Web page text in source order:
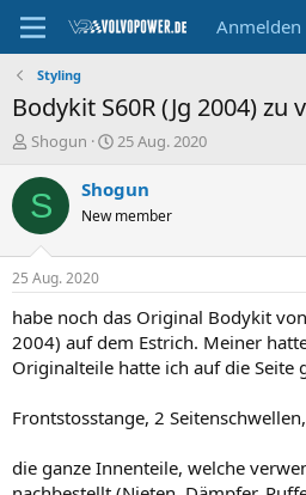
Anmelden
Styling
Bodykit S60R (Jg 2004) zu
E
s
t
e
r
Shogun
E
s
t
e
t
a
25 Aug. 2020
S Shogun
New member
25 Aug. 2020
habe noch das Original Bodykit
2004) auf dem Estrich. Meiner
Originalteile hatte ich auf die Seite
Frontstosstange, 2
die ganze Innenteile, welche